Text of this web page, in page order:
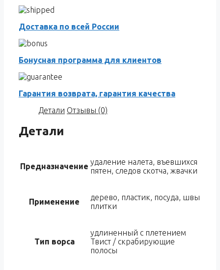
Доставка по всей России
Бонусная программа для клиентов
Гарантия возврата, гарантия качества
Детали Отзывы (0)
Детали
Предназначение удаление налета, въевшихся
пятен, следов скотча, жвачки
Применение
дерево, пластик, посуда, швы
плитки
Тип ворса
удлиненный с плетением
Твист / скрабирующие
полосы